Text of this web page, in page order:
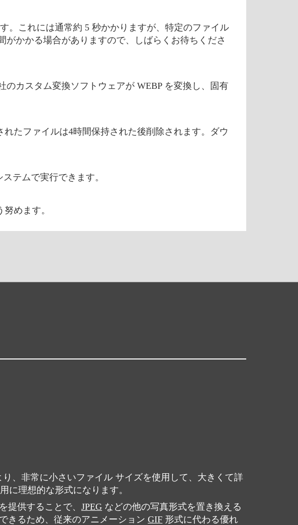
。これには通常約 5 秒かかりますが、特定のファイル
かかる場合がありますので、しばらくお待ちくださ
カスタム変換ソフトウェアが WEBP を変換し、固有
たファイルは4時間保持された後削除されます。ダウ
テムで実行できます。
めます。
、非常に小さいファイル サイズを使用して、大きくて詳
に理想的な形式になります。
提供することで、 JPEG などの他の写真形式を置き換える
きるため、従来のアニメーション GIF 形式に代わる優れ